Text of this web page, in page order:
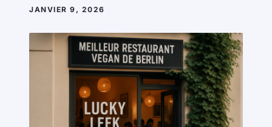
JANVIER 9, 2026